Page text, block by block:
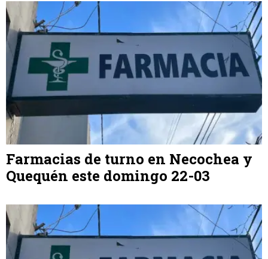
Farmacias de turno en Necochea y
Quequén este domingo 22-03